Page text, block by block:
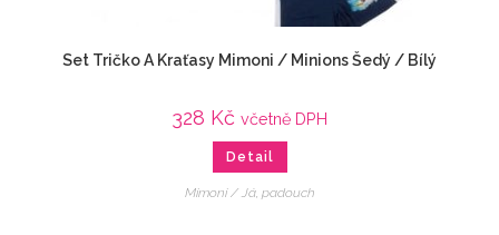
Set Tričko A Kraťasy Mimoni / Minions Šedý / Bílý
328 Kč včetně DPH
Detail
Mimoni / Já, padouch